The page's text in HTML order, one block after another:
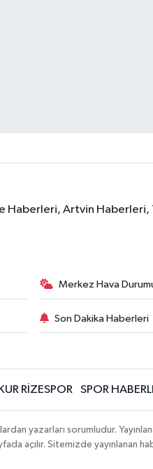
Haberleri, Artvin
Merkez Hava
Son Dakika Haberleri
RİZESPOR SPOR
yazarları sorumludur.
açılır. Sitemizde yayınlanan